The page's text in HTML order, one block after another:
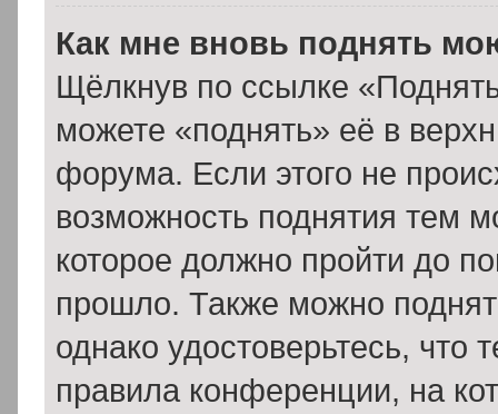
Как мне вновь поднять
Щёлкнув по ссылке
можете «поднять» её в
форума. Если этого не
возможность поднятия тем
которое должно пройти до
прошло. Также можно
однако удостоверьтесь,
правила конференции, на